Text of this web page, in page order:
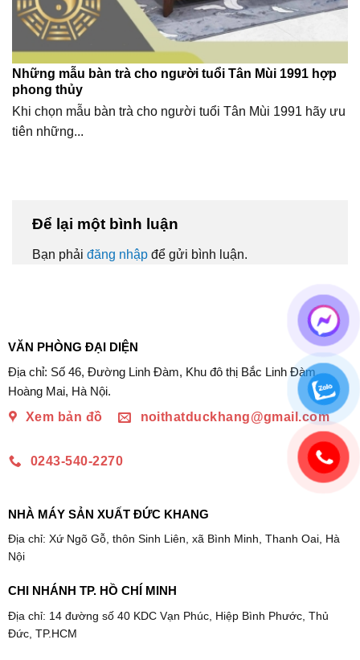
Những mẫu bàn trà cho người tuổi Tân Mùi 1991 hợp
phong thủy
Khi chọn mẫu bàn trà cho người tuổi Tân Mùi 1991 hãy ưu
tiên những...
Để lại một bình luận
Bạn phải đăng nhập để gửi bình luận.
VĂN PHÒNG ĐẠI DIỆN
Địa chỉ: Số 46, Đường Linh Đàm, Khu đô thị Bắc Linh Đàm,
Hoàng Mai, Hà Nội.
Xem bản đồ
noithatduckhang@gmail.com
0243-540-2270
NHÀ MÁY SẢN XUẤT ĐỨC KHANG
Địa chỉ: Xứ Ngõ Gỗ, thôn Sinh Liên, xã Bình Minh, Thanh Oai, Hà
Nội
CHI NHÁNH TP. HỒ CHÍ MINH
Địa chỉ: 14 đường số 40 KDC Vạn Phúc, Hiệp Bình Phước, Thủ
Đức, TP.HCM